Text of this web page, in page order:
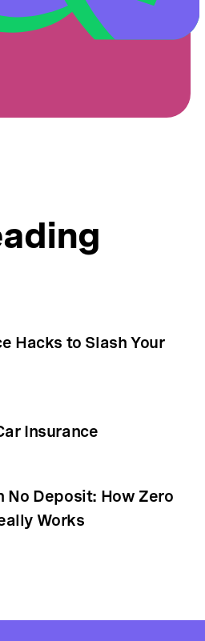
Hacks to Slash Your
Insurance
No Deposit: How Zero
Works